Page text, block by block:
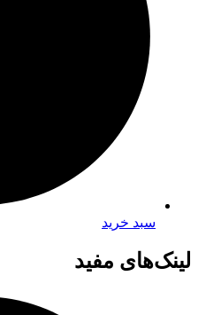
سبد خرید
لینک‌های مفید